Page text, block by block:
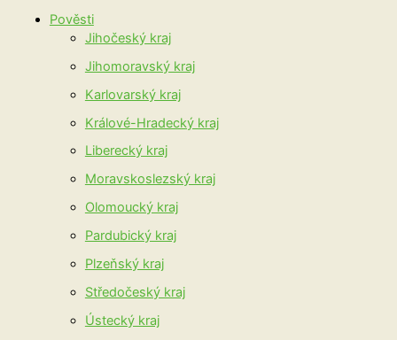
Pověsti
Jihočeský kraj
Jihomoravský kraj
Karlovarský kraj
Králové-Hradecký kraj
Liberecký kraj
Moravskoslezský kraj
Olomoucký kraj
Pardubický kraj
Plzeňský kraj
Středočeský kraj
Ústecký kraj